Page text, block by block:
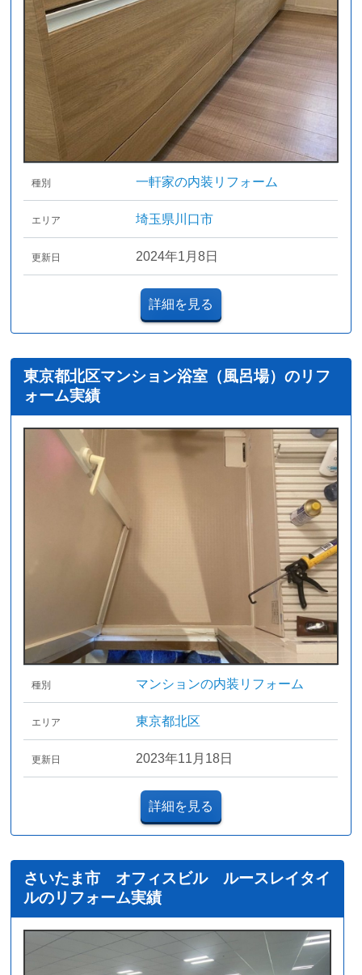
種別 一軒家の内装リフォーム
エリア 埼玉県川口市
更新日 2024年1月8日
詳細を見る
東京都北区マンション浴室（風呂場）のリフ
ォーム実績
種別 マンションの内装リフォーム
エリア 東京都北区
更新日 2023年11月18日
詳細を見る
さいたま市 オフィスビル ルースレイタイ
ルのリフォーム実績